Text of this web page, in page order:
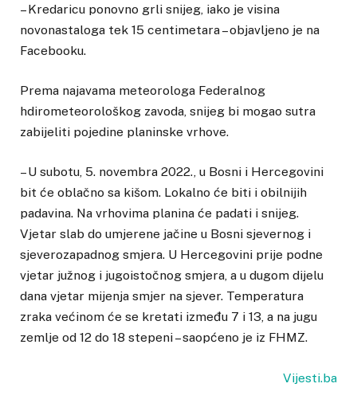
– Kredaricu ponovno grli snijeg, iako je visina
novonastaloga tek 15 centimetara – objavljeno je na
Facebooku.
Prema najavama meteorologa Federalnog
hdirometeorološkog zavoda, snijeg bi mogao sutra
zabijeliti pojedine planinske vrhove.
– U subotu, 5. novembra 2022., u Bosni i Hercegovini
bit će oblačno sa kišom. Lokalno će biti i obilnijih
padavina. Na vrhovima planina će padati i snijeg.
Vjetar slab do umjerene jačine u Bosni sjevernog i
sjeverozapadnog smjera. U Hercegovini prije podne
vjetar južnog i jugoistočnog smjera, a u dugom dijelu
dana vjetar mijenja smjer na sjever. Temperatura
zraka većinom će se kretati između 7 i 13, a na jugu
zemlje od 12 do 18 stepeni – saopćeno je iz FHMZ.
Vijesti.ba